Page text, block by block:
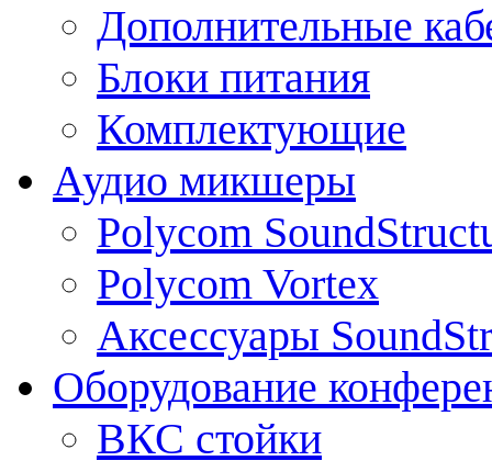
Дополнительные
Блоки питания
Комплектующие
Аудио микшеры
Polycom
Polycom Vortex
Аксессуары
Оборудование
ВКС стойки